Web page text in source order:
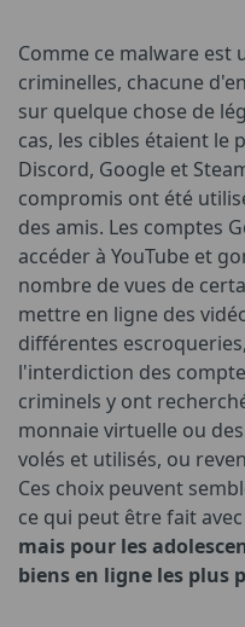
Comme ce malware est
criminelles, chacune
sur quelque chose de
cas, les cibles étaient le
Discord, Google et
compromis ont été
des amis. Les comptes
accéder à YouTube et
nombre de vues de
mettre en ligne des
différentes
l'interdiction des
criminels y ont
monnaie virtuelle ou
volés et utilisés, ou
Ces choix peuvent
ce qui peut être fait
mais pour les
biens en ligne les plus